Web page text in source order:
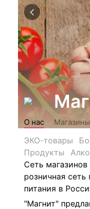
О нас Магазины
ЭКО-товары
Продукты
Сеть
розничная
питания в
"Магнит"